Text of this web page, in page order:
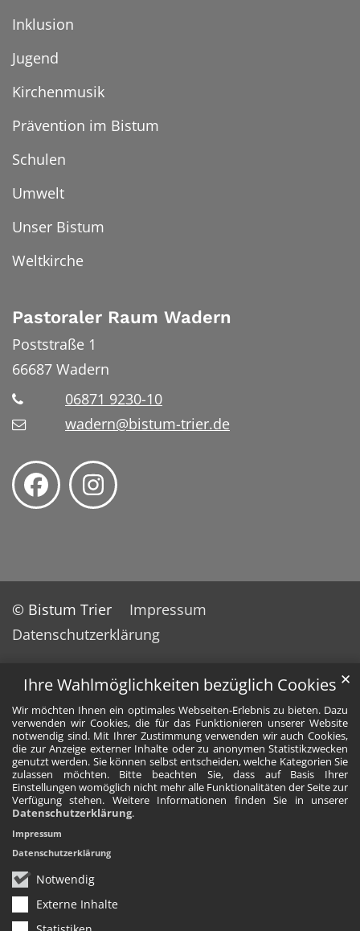
Ihre Wahlmöglichkeiten bezüglich Cookies
Wir möchten Ihnen ein optimales Webseiten-Erlebnis zu bieten. Dazu
verwenden wir Cookies, die für das Funktionieren unserer Website
notwendig sind. Mit Ihrer Zustimmung verwenden wir auch Cookies,
die zur Anzeige externer Inhalte oder zu anonymen Statistikzwecken
genutzt werden. Sie können selbst entscheiden, welche Kategorien Sie
zulassen möchten. Bitte beachten Sie, dass auf Basis Ihrer
Einstellungen womöglich nicht mehr alle Funktionalitäten der Seite zur
Verfügung stehen. Weitere Informationen finden Sie in unserer
Datenschutzerklärung.
Notwendig
Externe Inhalte
✕
Impressum
Datenschutzerklärung
Inklusion
Jugend
Kirchenmusik
Prävention im Bistum
Schulen
Umwelt
Unser Bistum
Weltkirche
Pastoraler Raum Wadern
Poststraße 1
66687 Wadern
06871 9230-10
wadern@bistum-trier.de
© Bistum Trier
Impressum
Datenschutzerklärung